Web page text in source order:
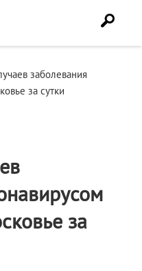
заболевания
за сутки
за